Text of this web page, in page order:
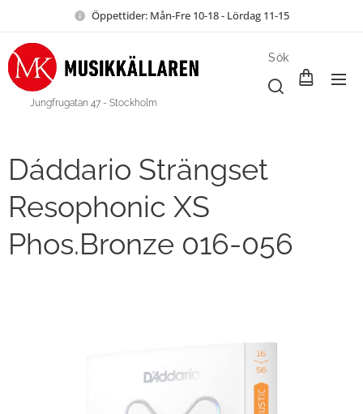
Öppettider: Mån-Fre 10-18 - Lördag 11-15
Jungfrugatan 47 - Stockholm
Sök
Dáddario Strängset
Resophonic XS
Phos.Bronze 016-056